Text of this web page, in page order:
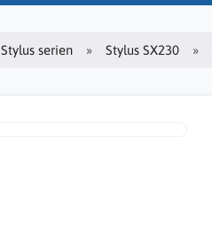
Stylus serien Stylus SX230